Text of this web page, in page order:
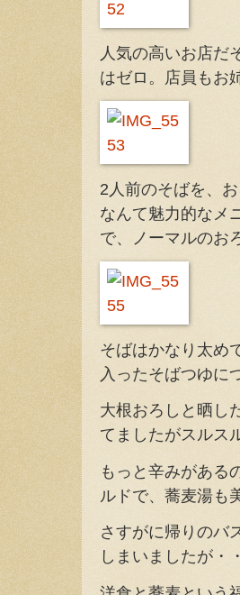
人気の高いお店だ
はゼロ。店員もお
2人前のそばを、
なんて魅力的なメ
で、ノーマルのお
そばはかなり太め
入ったそばつゆに
大根おろしと晒し
てましたがスルス
もっと辛みがある
ルドで、蕎麦湯も
さすがに帰りのバ
しまいましたが・